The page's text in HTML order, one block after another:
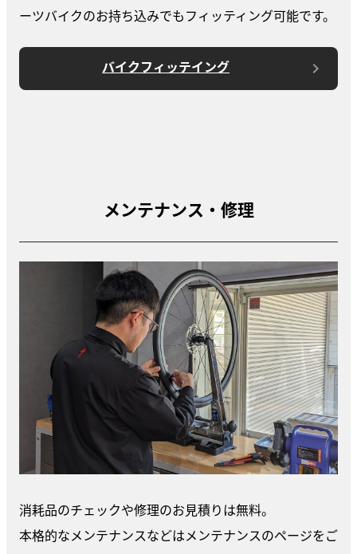
ーツバイクのお持ち込みでもフィッティング可能です。
バイクフィッテイング
メンテナンス・修理
消耗品のチェックや修理のお見積りは無料。
本格的なメンテナンスなどはメンテナンスのページをご